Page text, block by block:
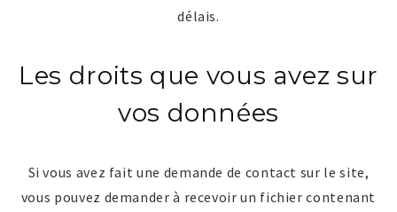
délais.
Les droits que vous avez sur
vos données
Si vous avez fait une demande de contact sur le site,
vous pouvez demander à recevoir un fichier contenant